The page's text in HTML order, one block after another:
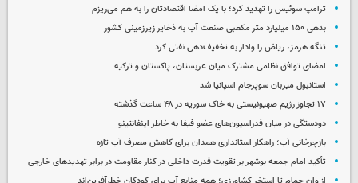
ترامپ سوئیس را تهدید کرد؛ با یک امضا اقتصادتان را به هم می‌ریزم
بدهی ۱۵۰ میلیارد متر مکعبی صنعت آب به ذخایر زیرزمینی کشور
تنگه هرمز، ریاض را وادار به تخفیف‌دهی نفتی کرد
امضای توافق نظامی مشترک میان عربستان، پاکستان و ترکیه
استانبول میزبان سوپرجام اسپانیا شد
۱۷ تجاوز رژیم صهیونیستی به خاک سوریه در ۴۸ ساعت گذشته
دودستگی در میان فدراسیون‌های عضو فیفا به خاطر اینفانتینو
بازچرخانی آب؛ راهکار استانداری همدان برای کاهش مصرف آب تازه
تأکید امام جمعه بوشهر بر تقویت قدرت داخلی در کنار مقاومت در برابر تهدیدهای خارجی